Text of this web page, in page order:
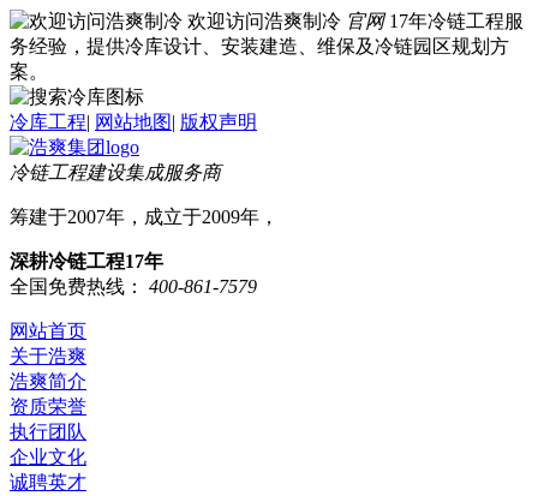
欢迎访问浩爽制冷 官网 17年冷链工程服
务经验，提供冷库设计、安装建造、维保及冷链园区规划方
案。
冷库工程| 网站地图| 版权声明
冷链工程建设集成服务商
筹建于2007年，成立于2009年，
深耕冷链工程17年
全国免费热线：
400-861-7579
网站首页
关于浩爽
浩爽简介
资质荣誉
执行团队
企业文化
诚聘英才